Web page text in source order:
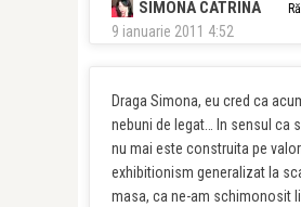
SIMONA CATRINA
9 ianuarie 2011 4:52
Draga Simona, eu cred ca
nebuni de legat… In sensul ca
nu mai este construita pe
exhibitionism generalizat la
masa, ca ne-am schimonosit